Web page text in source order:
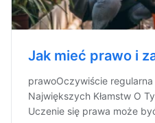
Jak mieć prawo i
prawoOczywiście
Największych Kłamstw O
Uczenie się prawa może